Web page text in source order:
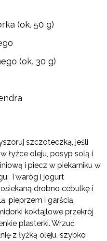
(ok. 50 g)
(ok. 30 g)
szczoteczką, jeśli
łyżce oleju, posyp solą i
i piecz w piekarniku w
Twaróg i jogurt
drobno cebulkę i
pieprzem i garścią
koktajlowe przekrój
plasterki. Wrzuć
z łyżką oleju, szybko